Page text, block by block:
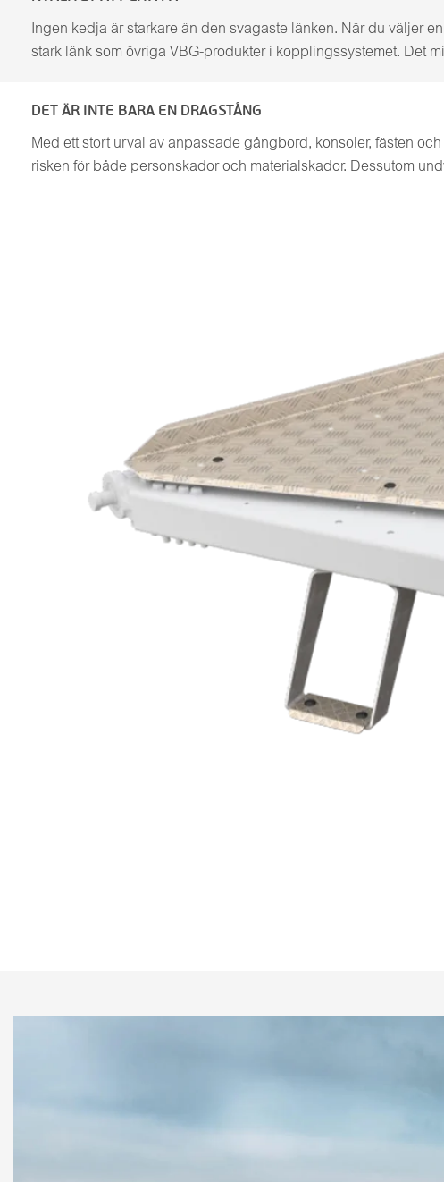
Ingen kedja är starkare än den svagaste länken. När du väljer
stark länk som övriga VBG-produkter i kopplingssystemet. Det
DET ÄR INTE BARA EN DRAGSTÅNG
Med ett stort urval av anpassade gångbord, konsoler, fästen
risken för både personskador och materialskador. Dessutom